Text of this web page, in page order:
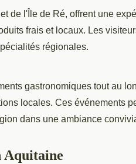
de l'Île de Ré, offrent une
frais et locaux. Les
régionales.
gastronomiques tout au
locales. Ces événements
dans une ambiance
Aquitaine